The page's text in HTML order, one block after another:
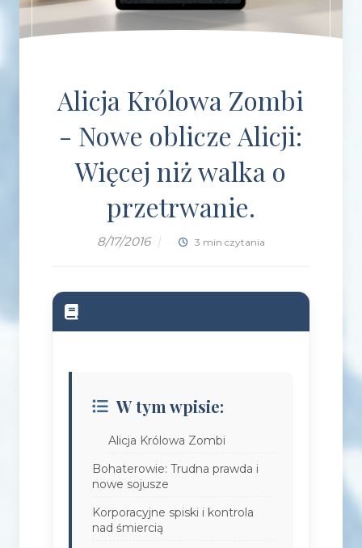
Alicja Królowa Zombi
- Nowe oblicze Alicji:
Więcej niż walka o
przetrwanie.
8/17/2016 | 3 min czytania
W tym wpisie:
Alicja Królowa Zombi
Bohaterowie: Trudna prawda i
nowe sojusze
Korporacyjne spiski i kontrola
nad śmiercią